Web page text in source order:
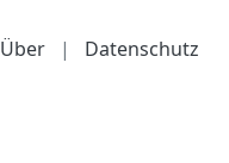
Über | Datenschutz